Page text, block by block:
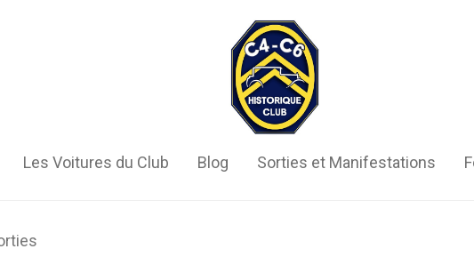
Les Voitures du Club Blog Sorties et Manifestations